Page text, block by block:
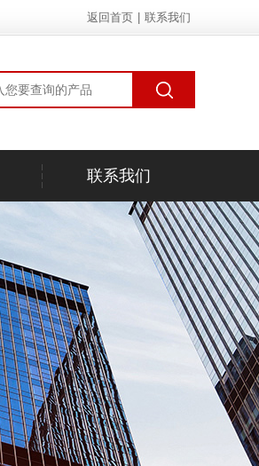
返回首页 联系我们
联系我们